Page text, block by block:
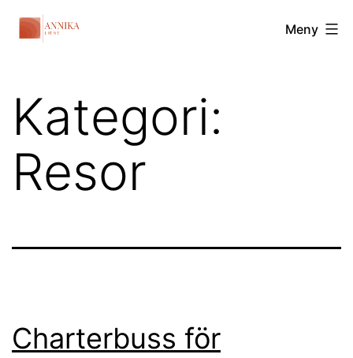
Hoppa
Annikalidne.com Meny
Kategori:
Resor
Charterbuss för